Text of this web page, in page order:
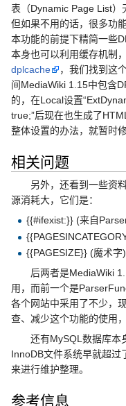
表（Dynamic Page List）
但如果不用的话，很多功
本功能的前提下精简一些
本身也可以利用缓存机制
dplcache
，我们找到这
间MediaWiki 1.15中包含
的，在Local设置
true;”后现在也生成了
整体设置的办法，就暂时
相关问题
另外，还看到一些资料
源消耗大，它们是：
{{#ifexist:}} (来自
{{PAGESIZE}} (魔术字)
后两者是MediaWiki
用，而前一个是
各个网站中采用了不少，
查、减少这个功能的使用
还有MySQL数据库本身
InnoDB文件系统早就超过
来进行维护整理。
参考信息